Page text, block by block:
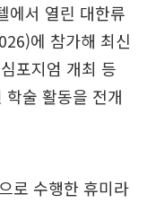
에서 열린 대한류
에 참가해 최신
포지엄 개최 등
술 활동을 전개
로 수행한 휴미라